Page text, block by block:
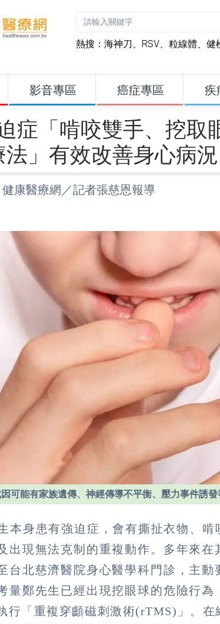
熱搜： 海神刀 、 RSV、 粒線體、 健
影音專區 癌症專區 疾
症「啃咬雙手、挖
法」有效改善身心病況
康醫療網／記者張慈恩報導
可能有家族遺傳、神經傳導不平衡、壓力事件誘
本身患有強迫症，會有撕扯衣物、啃
出現無法克制的重複動作。多年來在
台北慈濟醫院身心醫學科門診，主動
量鄭先生已經出現挖眼球的危險行為
行「重複穿顱磁刺激術(rTMS)」。在